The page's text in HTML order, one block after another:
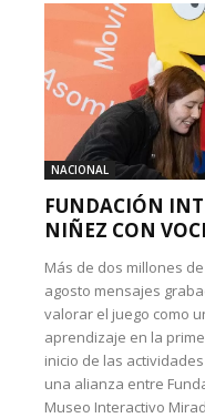
NACIONAL
FUNDACIÓN
NIÑEZ CON
Más de dos millones
agosto mensajes
valorar el juego como
aprendizaje en la
inicio de las
una alianza entre
Museo Interactivo